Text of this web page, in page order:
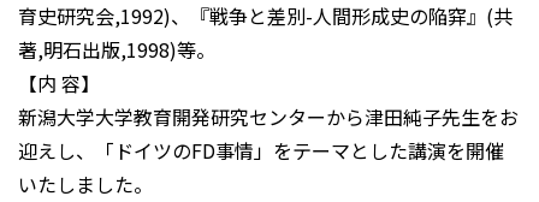
育史研究会,1992)、『戦争と差別-人間形成史の陥穽』(共
著,明石出版,1998)等。
【内 容】
新潟大学大学教育開発研究センターから津田純子先生をお
迎えし、「ドイツのFD事情」をテーマとした講演を開催
いたしました。